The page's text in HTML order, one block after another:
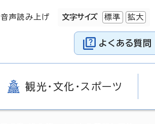
音声読み上げ 文字サイズ 標準 拡大
よくある質問
観光・文化・スポーツ